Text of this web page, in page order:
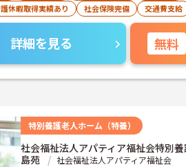
休暇取得実績あり 社会保険完備 交通費支給
詳細を見る 無料
特別養護老人ホーム（特養）
社会福祉法人アパティア福祉会特別
島苑
社会福祉法人アパティア福祉会